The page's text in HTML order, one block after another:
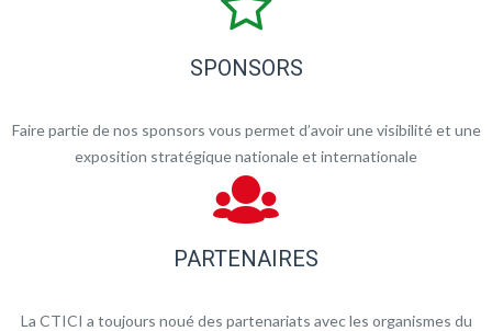
SPONSORS
Faire partie de nos sponsors vous permet d’avoir une visibilité et une
exposition stratégique nationale et internationale
PARTENAIRES
La CTICI a toujours noué des partenariats avec les organismes du